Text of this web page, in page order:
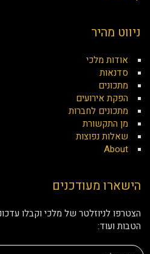
ניווט מהיר
אודות מלכי
סדנאות
מתכונים
הפקת אירועים
מתכונים לחברות
מן התקשורת
שאלות נפוצות
About
הישארו מעודכנים
הצטרפו לניוזלטר של מלכי וקבלו
הטבות ועוד: